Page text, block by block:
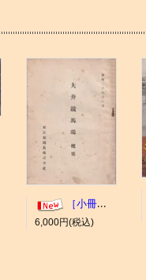
［小冊子］大井競馬場 概要
6,000円(税込)